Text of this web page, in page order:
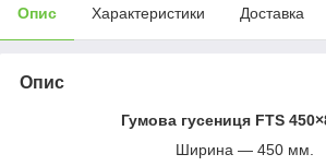
Опис Характеристики Доставка
Опис
Гумова гусениця FTS
Ширина — 450 мм.